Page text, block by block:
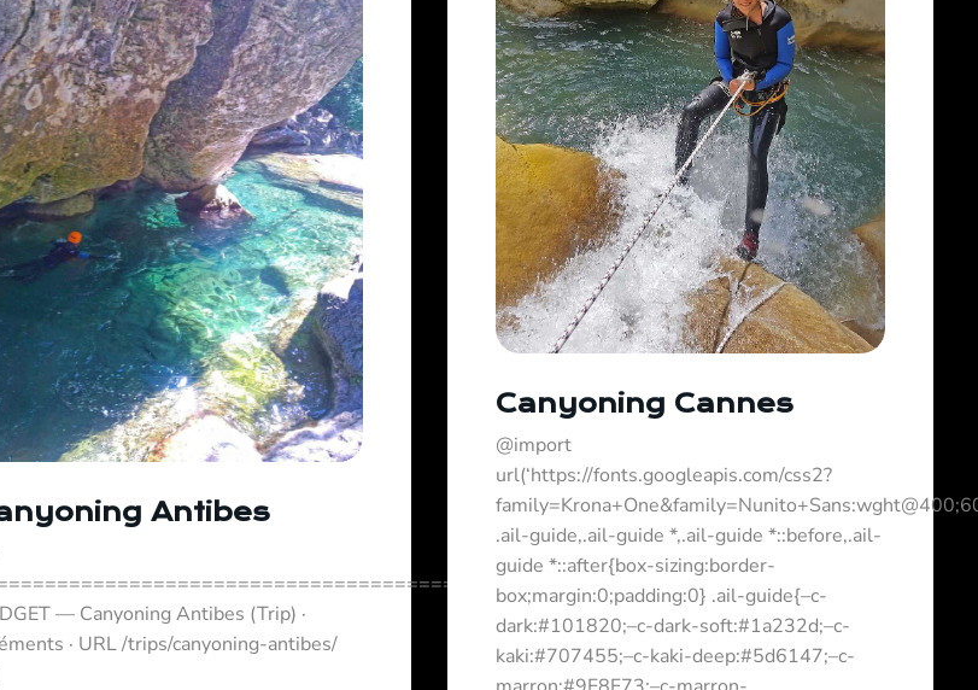
Antibes
— Canyoning Antibes (Trip) ·
· URL /trips/canyoning-antibes/
Canyoning Cannes
@import
url(‘https://fonts.googleapis.com/css2?
.ail-guide,.ail-guide *,.ail-guide *::before,.ail-
guide *::after{box-sizing:border-
box;margin:0;padding:0} .ail-guide{–c-
dark:#101820;–c-dark-soft:#1a232d;–c-
kaki:#707455;–c-kaki-deep:#5d6147;–c-